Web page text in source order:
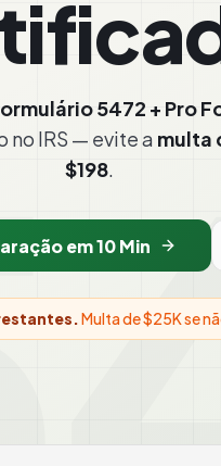
5472 + Pro
no IRS — evite a multa
$198.
em 10 Min
Multa de $25K se